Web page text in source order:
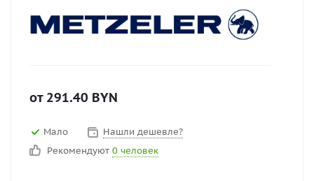
от 291.40 BYN
Мало
Нашли дешевле?
Рекомендуют 0 человек